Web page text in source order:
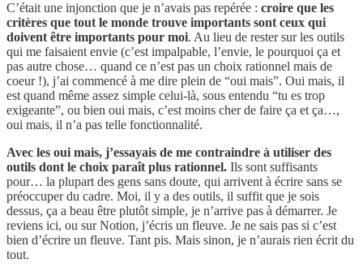
C’était une injonction que je n’avais pas repérée : croire que les
critères que tout le monde trouve importants sont ceux qui
doivent être importants pour moi. Au lieu de rester sur les outils
qui me faisaient envie (c’est impalpable, l’envie, le pourquoi ça et
pas autre chose… quand ce n’est pas un choix rationnel mais de
coeur !), j’ai commencé à me dire plein de “oui mais”. Oui mais, il
est quand même assez simple celui-là, sous entendu “tu es trop
exigeante”, ou bien oui mais, c’est moins cher de faire ça et ça…,
oui mais, il n’a pas telle fonctionnalité.
Avec les oui mais, j’essayais de me contraindre à utiliser des
outils dont le choix paraît plus rationnel. Ils sont suffisants
pour… la plupart des gens sans doute, qui arrivent à écrire sans se
préoccuper du cadre. Moi, il y a des outils, il suffit que je sois
dessus, ça a beau être plutôt simple, je n’arrive pas à démarrer. Je
reviens ici, ou sur Notion, j’écris un fleuve. Je ne sais pas si c’est
bien d’écrire un fleuve. Tant pis. Mais sinon, je n’aurais rien écrit du
tout.